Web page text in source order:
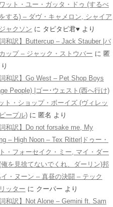
ット・ユー・ガッタ・ドゥ (するべ
する) – ダヴ・キャメロン, シャイア
ャクソン に タピタピ君♥️ より
詞和訳】Buttercup – Jack Stauber |バ
ップ – ジャック・ストウバー に 匿
詞和訳】Go West – Pet Shop Boys
People) |ゴー･ウェスト(西へ行け)
ト・ショップ・ボーイズ (ヴィレッ
ープル) に 匿名 より
詞和訳】Do not forsake me, My
– High Noon – Tex Ritter|ドゥー・
・フォーセイク・ミー, マイ・ダー
俺を見捨てないでくれ、ダーリン)邦
・ヌーン – 真昼の決闘 – テック
ッター に クーパー より
詞和訳】Not Alone – Gemini ft. Sam